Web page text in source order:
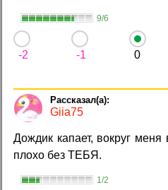
9/6
-2 -1 0
Giia75
Дождик капает, вокруг
плохо без ТЕБЯ.
1/2